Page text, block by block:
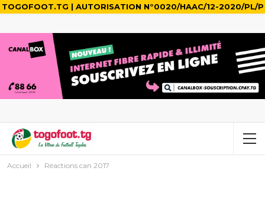
TOGOFOOT.TG | AUTORISATION N°0020/HAAC/12-2020/PL/P
Accueil Réactions can 2017